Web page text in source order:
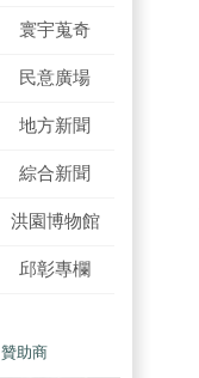
寰宇蒐奇
民意廣場
地方新聞
綜合新聞
洪園博物館
邱彰專欄
贊助商